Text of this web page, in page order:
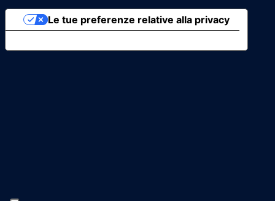
Le tue preferenze relative alla privacy